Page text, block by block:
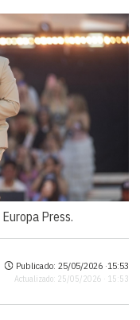
Europa Press.
Publicado: 25/05/2026 ·15:53
Actualizado: 25/05/2026 · 15:53